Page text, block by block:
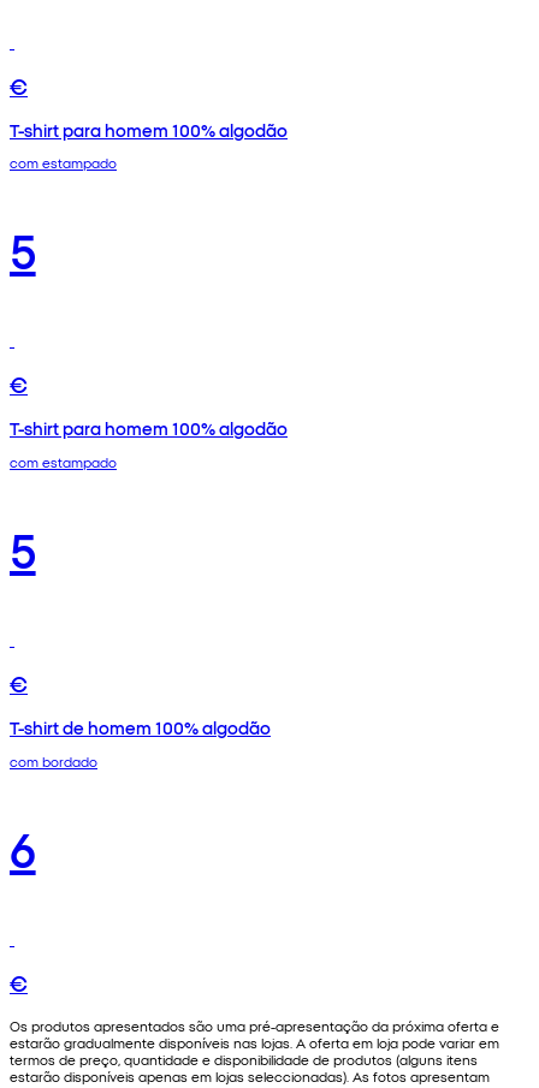
€
T-shirt para homem 100% algodão
com estampado
5
€
T-shirt para homem 100% algodão
com estampado
5
€
T-shirt de homem 100% algodão
com bordado
6
€
Os produtos apresentados são uma pré-apresentação da próxima oferta e
estarão gradualmente disponíveis nas lojas. A oferta em loja pode variar em
termos de preço, quantidade e disponibilidade de produtos (alguns itens
estarão disponíveis apenas em lojas seleccionadas). As fotos apresentam